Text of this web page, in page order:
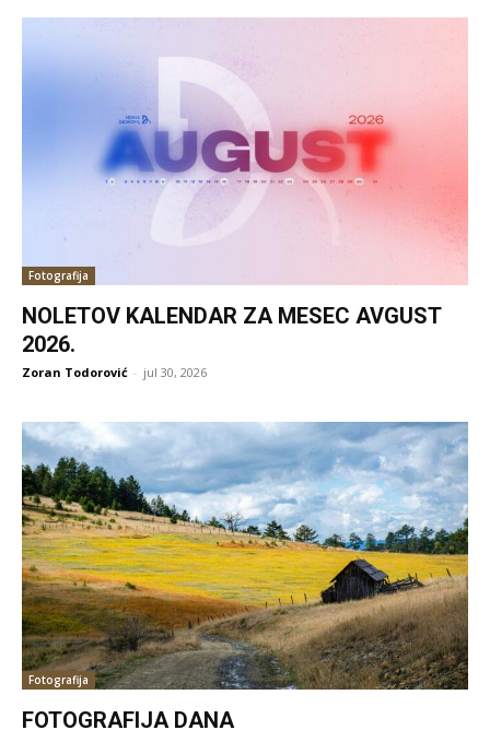
Fotografija
NOLETOV KALENDAR ZA MESEC AVGUST
2026.
Zoran Todorović - jul 30, 2026
Fotografija
FOTOGRAFIJA DANA